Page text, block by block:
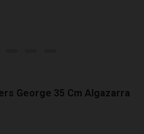
George 35 Cm Algazarra